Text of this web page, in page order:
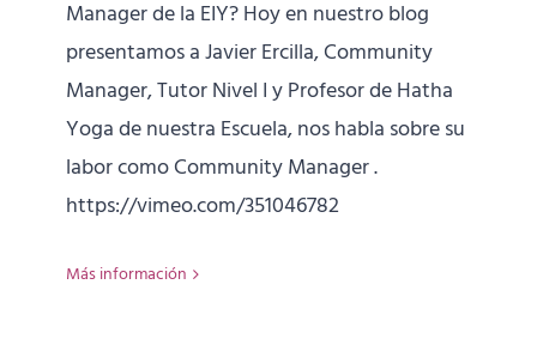
Manager de la EIY? Hoy en nuestro blog
presentamos a Javier Ercilla, Community
Manager, Tutor Nivel I y Profesor de Hatha
Yoga de nuestra Escuela, nos habla sobre su
labor como Community Manager .
https://vimeo.com/351046782
Más información